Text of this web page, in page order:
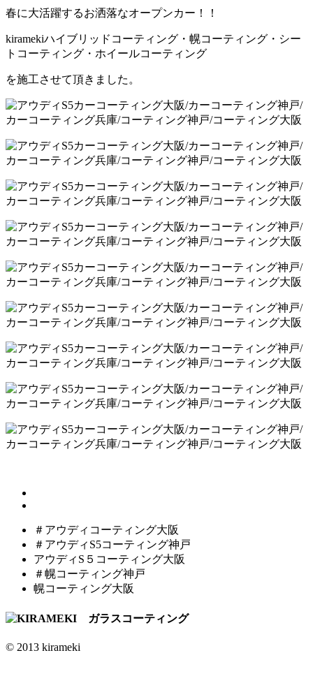
春に大活躍するお洒落なオープンカー！！
kiramekiハイブリッドコーティング・幌コーティング・シー
トコーティング・ホイールコーティング
を施工させて頂きました。
＃アウディコーティング大阪
＃アウディS5コーティング神戸
アウディS５コーティング大阪
＃幌コーティング神戸
幌コーティング大阪
© 2013 kirameki